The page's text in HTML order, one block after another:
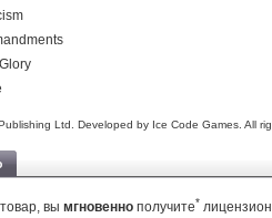
Ltd. Developed by Ice Code Games. All
вы мгновенно получите*